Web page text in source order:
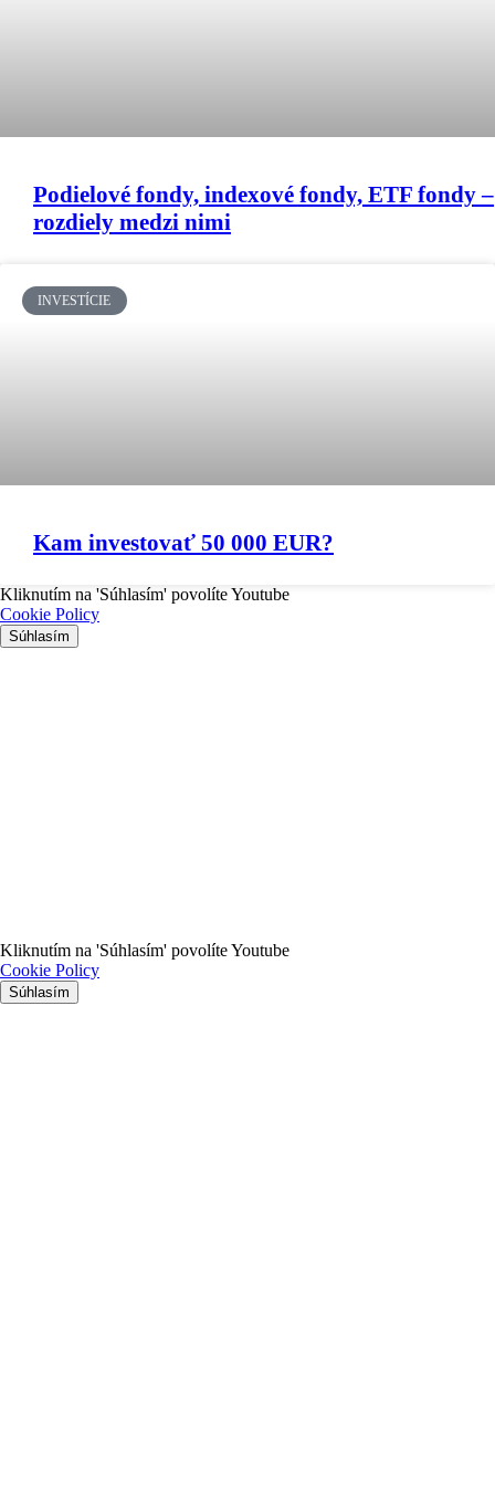
Podielové fondy, indexové fondy, ETF fondy –
rozdiely medzi nimi
INVESTÍCIE
Kam investovať 50 000 EUR?
Kliknutím na 'Súhlasím' povolíte Youtube
Cookie Policy
Súhlasím
Kliknutím na 'Súhlasím' povolíte Youtube
Cookie Policy
Súhlasím